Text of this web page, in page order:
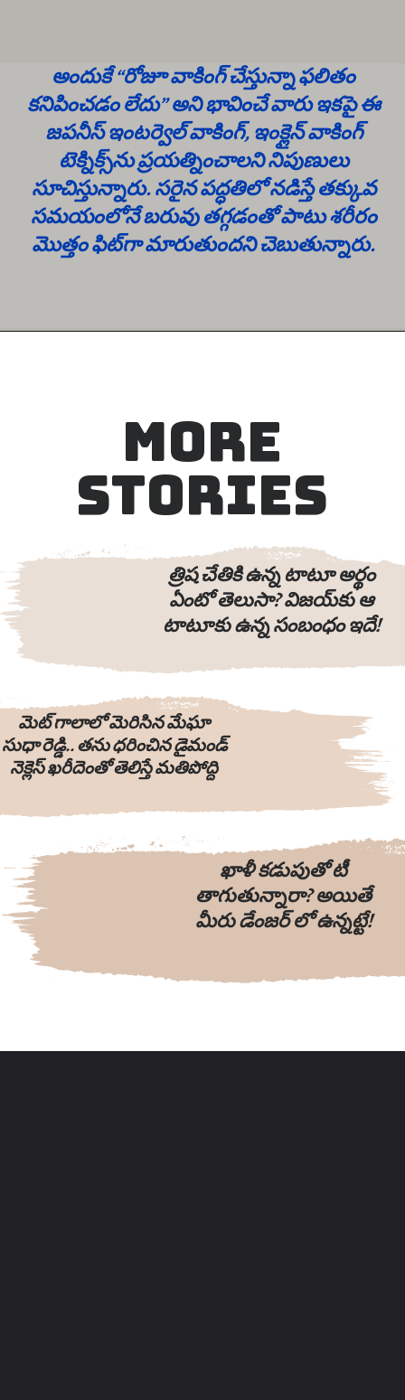
అందుకే “రోజూ వాకింగ్ చేస్తున్నా ఫలితం
కనిపించడం లేదు” అని భావించే వారు ఇకపై ఈ
జపనీస్ ఇంటర్వెల్ వాకింగ్, ఇంక్లైన్ వాకింగ్
టెక్నిక్స్‌ను ప్రయత్నించాలని నిపుణులు
సూచిస్తున్నారు. సరైన పద్ధతిలో నడిస్తే తక్కువ
సమయంలోనే బరువు తగ్గడంతో పాటు శరీరం
MORE
STORIES
త్రిష చేతికి ఉన్న టాటూ అర్థం
ఏంటో తెలుసా? విజయ్‌కు ఆ
టాటూకు ఉన్న సంబంధం ఇదే!
ఖాళీ కడుపుతో టీ
తాగుతున్నారా? అయితే
మీరు డేంజర్ లో ఉన్నట్టే!
మెట్ గాలాలో మెరిసిన మేఘా
సుధా రెడ్డి.. తను ధరించిన డైమండ్
నెక్లెస్ ఖరీదెంతో తెలిస్తే మతిపోద్ది